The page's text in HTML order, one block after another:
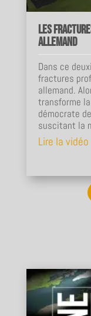
Les
allemand
Dans ce
fractures
allemand.
transforme
démocrate
suscitant la
Lire la vidéo